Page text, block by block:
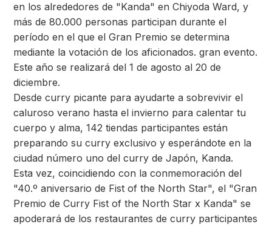
en los alrededores de "Kanda" en Chiyoda Ward, y
más de 80.000 personas participan durante el
período en el que el Gran Premio se determina
mediante la votación de los aficionados. gran evento.
Este año se realizará del 1 de agosto al 20 de
diciembre.
Desde curry picante para ayudarte a sobrevivir el
caluroso verano hasta el invierno para calentar tu
cuerpo y alma, 142 tiendas participantes están
preparando su curry exclusivo y esperándote en la
ciudad número uno del curry de Japón, Kanda.
Esta vez, coincidiendo con la conmemoración del
"40.º aniversario de Fist of the North Star", el "Gran
Premio de Curry Fist of the North Star x Kanda" se
apoderará de los restaurantes de curry participantes